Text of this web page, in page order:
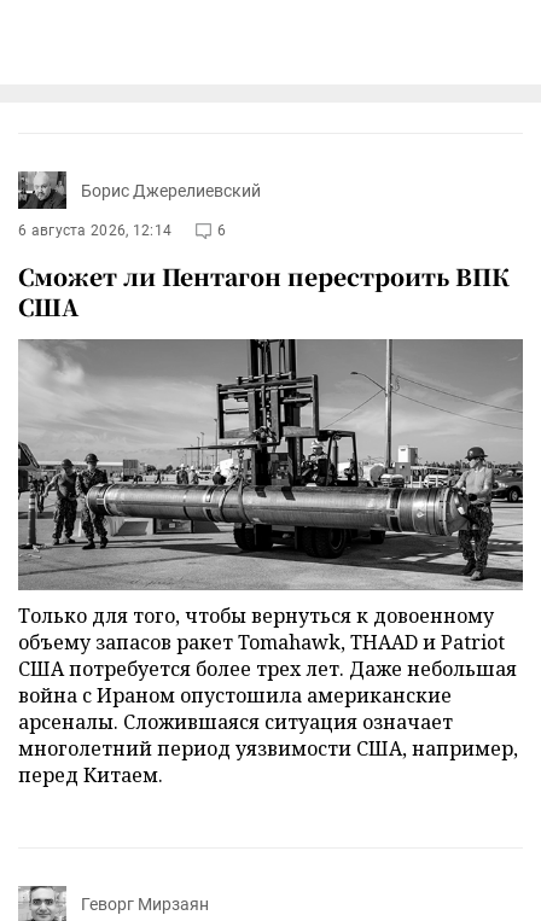
Борис Джерелиевский
6 августа 2026, 12:14 6
Сможет ли Пентагон перестроить ВПК
США
Только для того, чтобы вернуться к довоенному
объему запасов ракет Tomahawk, THAAD и Patriot
США потребуется более трех лет. Даже небольшая
война с Ираном опустошила американские
арсеналы. Сложившаяся ситуация означает
многолетний период уязвимости США, например,
перед Китаем.
Геворг Мирзаян